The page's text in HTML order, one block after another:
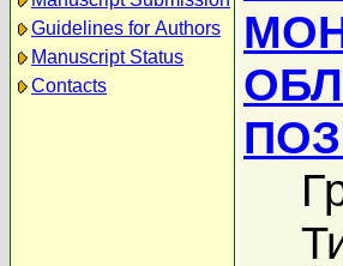
Guidelines for Authors
Manuscript Status
Contacts